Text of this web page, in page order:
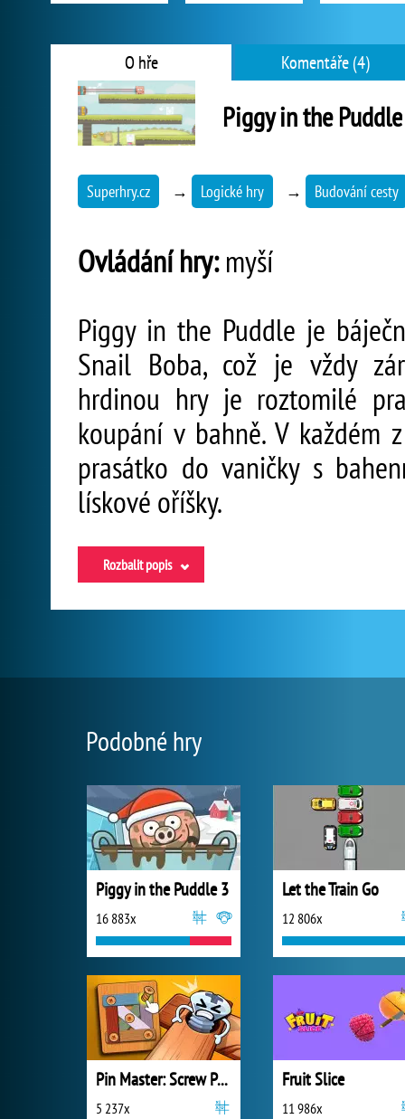
O hře Komentáře (4)
Piggy in the Puddle
Superhry.cz → Logické hry → Budování cesty
Ovládání hry:myší
Piggy in the Puddle je
Snail Boba, což je vždy
hrdinou hry je roztomilé
koupání v bahně. V každém
prasátko do vaničky s
lískové oříšky.
Rozbalit popis
Podobné hry
Piggy in the Puddle 3
16 883x
Let the Train Go
12 806x
Pin Master: Screw Puzzle Quest
5 237x
Fruit Slice
11 986x